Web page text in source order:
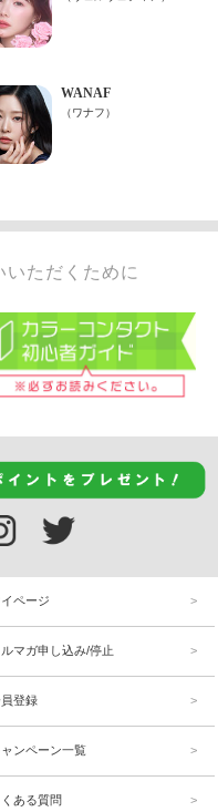
いただくために
ページ
ルマガ申し込み/停止
登録
ャンペーン一覧
くある質問